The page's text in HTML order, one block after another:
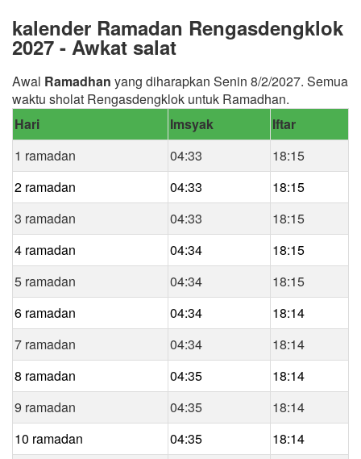
kalender Ramadan Rengasdengklok
2027 - Awkat salat
Awal Ramadhan yang diharapkan Senin 8/2/2027. Semua
waktu sholat Rengasdengklok untuk Ramadhan.
Hari
Imsyak
Iftar
1 ramadan
04:33
18:15
2 ramadan
04:33
18:15
3 ramadan
04:33
18:15
4 ramadan
04:34
18:15
5 ramadan
04:34
18:15
6 ramadan
04:34
18:14
7 ramadan
04:34
18:14
8 ramadan
04:35
18:14
9 ramadan
04:35
18:14
10 ramadan
04:35
18:14